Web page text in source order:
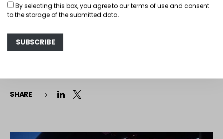
汽车内饰新闻
瑞丰光电车规 Mini LED 背光方案赋能蔚
来 ES9 天际线大屏
SHARE
By selecting this box, you agree to ourterms of use and consent
to the storage of the submitted data.